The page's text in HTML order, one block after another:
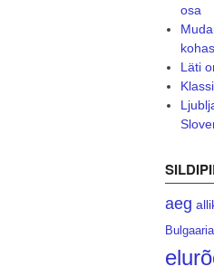
osa
kohas
Läti
aeg
Bulgaaria